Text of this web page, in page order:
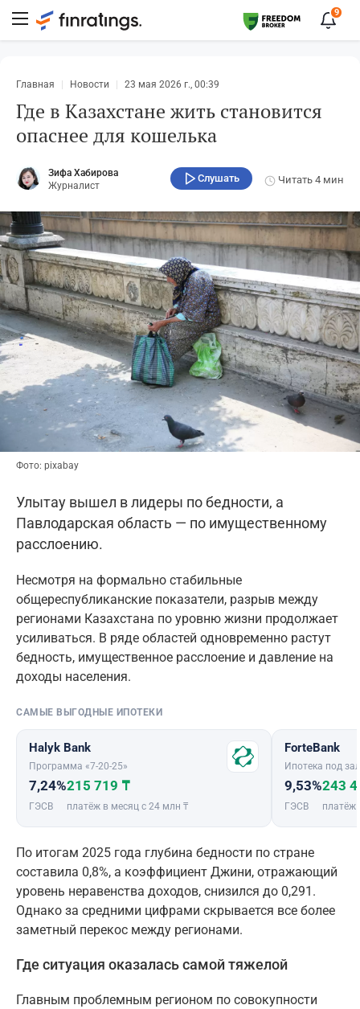
9
Главная Новости 23 мая 2026 г., 00:39
Где в Казахстане жить становится
опаснее для кошелька
Зифа Хабирова
Журналист
Слушать Читать 4 мин
Фото: pixabay
Улытау вышел в лидеры по бедности, а
Павлодарская область — по имущественному
расслоению.
Несмотря на формально стабильные
общереспубликанские показатели, разрыв между
регионами Казахстана по уровню жизни продолжает
усиливаться. В ряде областей одновременно растут
бедность, имущественное расслоение и давление на
доходы населения.
САМЫЕ ВЫГОДНЫЕ ИПОТЕКИ
Halyk Bank
Программа «7-20-25»
7,24%
ГЭСВ
215 719 ₸
платёж в месяц с 24 млн ₸
ForteBank
Ипотека под
9,53%
ГЭСВ
243
платёж
По итогам 2025 года глубина бедности по стране
составила 0,8%, а коэффициент Джини, отражающий
уровень неравенства доходов, снизился до 0,291.
Однако за средними цифрами скрывается все более
заметный перекос между регионами.
Где ситуация оказалась самой тяжелой
Главным проблемным регионом по совокупности